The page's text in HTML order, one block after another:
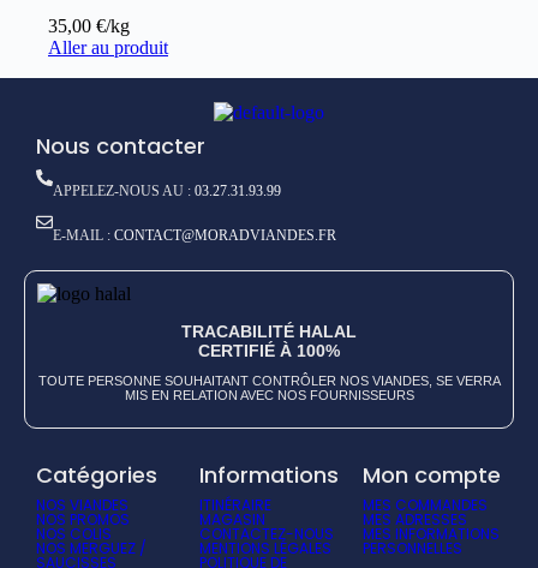
35,00 €/kg
Aller au produit
Nous contacter
APPELEZ-NOUS AU : 03.27.31.93.99
E-MAIL : CONTACT@MORADVIANDES.FR
TRACABILITÉ HALAL
CERTIFIÉ À 100%
TOUTE PERSONNE SOUHAITANT CONTRÔLER NOS VIANDES, SE VERRA
MIS EN RELATION AVEC NOS FOURNISSEURS
Catégories
NOS VIANDES
NOS PROMOS
NOS COLIS
NOS MERGUEZ /
SAUCISSES
Informations
ITINÉRAIRE
MAGASIN
CONTACTEZ-NOUS
MENTIONS LÉGALES
POLITIQUE DE
Mon compte
MES COMMANDES
MES ADRESSES
MES INFORMATIONS
PERSONNELLES